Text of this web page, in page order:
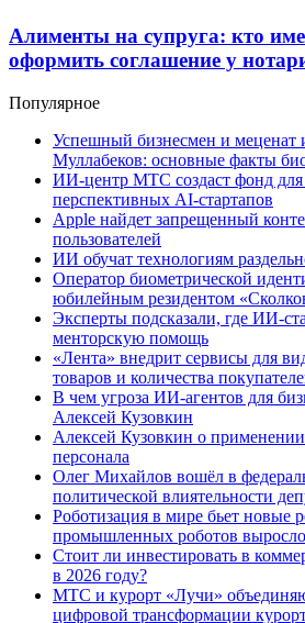
Алименты на супруга: кто
оформить соглашение у
Популярное
Успешный бизнесмен и меценат
Муллабеков: основные факты
ИИ-центр МТС создаст фонд
перспективных AI-стартапов
Apple найдет запрещенный
пользователей
ИИ обучат технологиям
Оператор биометрической
юбилейным резидентом
Эксперты подсказали, где ИИ-
менторскую помощь
«Лента» внедрит сервисы для
товаров и количества
В чем угроза ИИ-агентов для
Алексей Кузовкин
Алексей Кузовкин о
персонала
Олег Михайлов вошёл в
политической влиятельности
Роботизация в мире бьет новые
промышленных роботов
Стоит ли инвестировать в
в 2026 году?
МТС и курорт «Лучи»
цифровой трансформации